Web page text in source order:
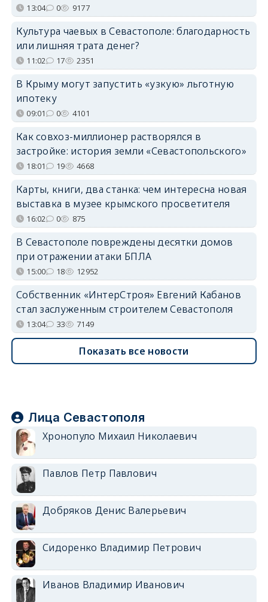
13:04 0 9177
Культура чаевых в Севастополе: благодарность
или лишняя трата денег?
11:02 17 2351
В Крыму могут запустить «узкую» льготную
ипотеку
09:01 0 4101
Как совхоз-миллионер растворялся в
застройке: история земли «Севастопольского»
18:01 19 4668
Карты, книги, два станка: чем интересна новая
выставка в музее крымского просветителя
16:02 0 875
В Севастополе повреждены десятки домов
при отражении атаки БПЛА
15:00 18 12952
Собственник «ИнтерСтроя» Евгений Кабанов
стал заслуженным строителем Севастополя
13:04 33 7149
Показать все новости
Лица Севастополя
Хронопуло Михаил Николаевич
Павлов Петр Павлович
Добряков Денис Валерьевич
Сидоренко Владимир Петрович
Иванов Владимир Иванович